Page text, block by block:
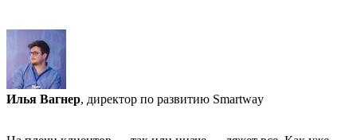
Илья Вагнер, директор по развитию Smartway